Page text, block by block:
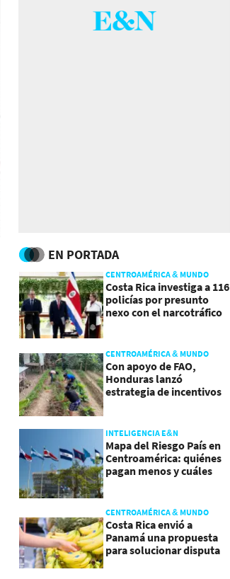
EN PORTADA
CENTROAMÉRICA & MUNDO
Costa Rica investiga a 116
policías por presunto
nexo con el narcotráfico
CENTROAMÉRICA & MUNDO
Con apoyo de FAO,
Honduras lanzó
estrategia de incentivos
INTELIGENCIA E&N
Mapa del Riesgo País en
Centroamérica: quiénes
pagan menos y cuáles
CENTROAMÉRICA & MUNDO
Costa Rica envió a
Panamá una propuesta
para solucionar disputa